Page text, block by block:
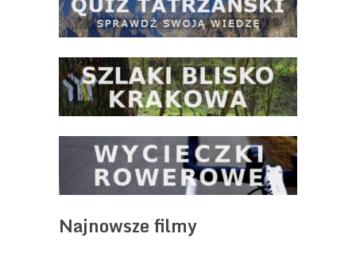
Najnowsze filmy